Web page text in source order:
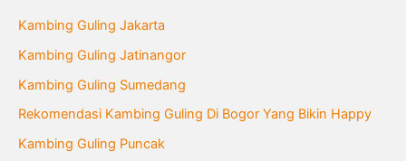
u
k
:
Kambing Guling Jakarta
Kambing Guling Jatinangor
Kambing Guling Sumedang
Rekomendasi Kambing Guling Di Bogor Yang Bikin Happy
Kambing Guling Puncak